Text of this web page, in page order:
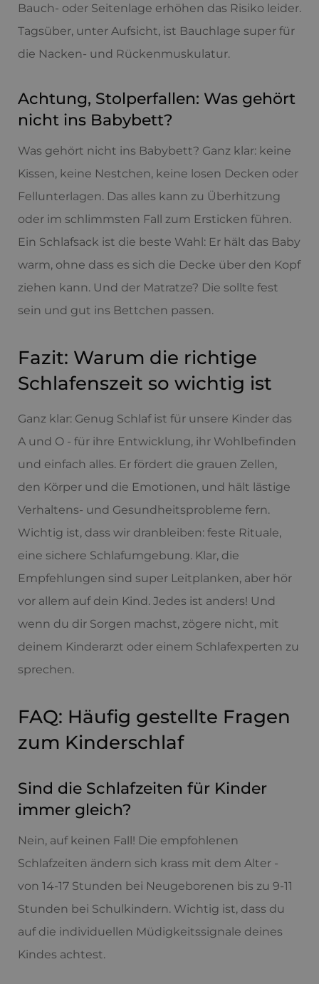
Bauch- oder Seitenlage erhöhen das Risiko leider.
Tagsüber, unter Aufsicht, ist Bauchlage super für
die Nacken- und Rückenmuskulatur.
Achtung, Stolperfallen: Was gehört
nicht ins Babybett?
Was gehört nicht ins Babybett? Ganz klar: keine
Kissen, keine Nestchen, keine losen Decken oder
Fellunterlagen. Das alles kann zu Überhitzung
oder im schlimmsten Fall zum Ersticken führen.
Ein Schlafsack ist die beste Wahl: Er hält das Baby
warm, ohne dass es sich die Decke über den Kopf
ziehen kann. Und der Matratze? Die sollte fest
sein und gut ins Bettchen passen.
Fazit: Warum die richtige
Schlafenszeit so wichtig ist
Ganz klar: Genug Schlaf ist für unsere Kinder das
A und O - für ihre Entwicklung, ihr Wohlbefinden
und einfach alles. Er fördert die grauen Zellen,
den Körper und die Emotionen, und hält lästige
Verhaltens- und Gesundheitsprobleme fern.
Wichtig ist, dass wir dranbleiben: feste Rituale,
eine sichere Schlafumgebung. Klar, die
Empfehlungen sind super Leitplanken, aber hör
vor allem auf dein Kind. Jedes ist anders! Und
wenn du dir Sorgen machst, zögere nicht, mit
deinem Kinderarzt oder einem Schlafexperten zu
sprechen.
FAQ: Häufig gestellte Fragen
zum Kinderschlaf
Sind die Schlafzeiten für Kinder
immer gleich?
Nein, auf keinen Fall! Die empfohlenen
Schlafzeiten ändern sich krass mit dem Alter -
von 14-17 Stunden bei Neugeborenen bis zu 9-11
Stunden bei Schulkindern. Wichtig ist, dass du
auf die individuellen Müdigkeitssignale deines
Kindes achtest.